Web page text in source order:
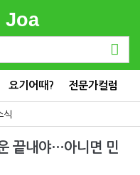
Joa
요기어때? 전문가컬럼
식
끝내야…아니면 민